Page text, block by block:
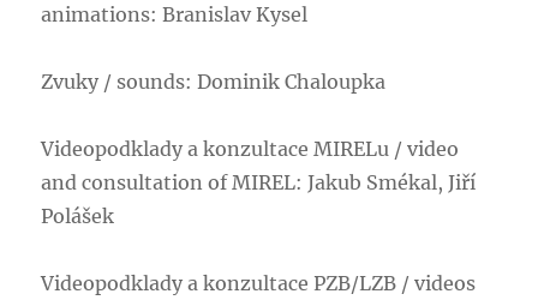
animations: Branislav Kysel
Zvuky / sounds: Dominik Chaloupka
Videopodklady a konzultace MIRELu / video
and consultation of MIREL: Jakub Smékal, Jiří
Polášek
Videopodklady a konzultace PZB/LZB / videos